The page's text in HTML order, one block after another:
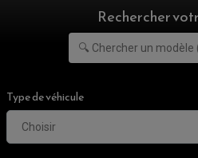
Rechercher
Type de véhicule
Choisir